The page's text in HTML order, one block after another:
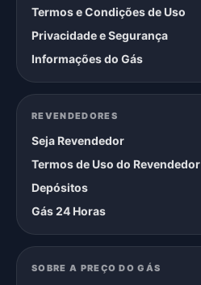
Termos e Condições de Uso
Privacidade e Segurança
Informações do Gás
REVENDEDORES
Seja Revendedor
Termos de Uso do Revendedor
Depósitos
Gás 24 Horas
SOBRE A PREÇO DO GÁS